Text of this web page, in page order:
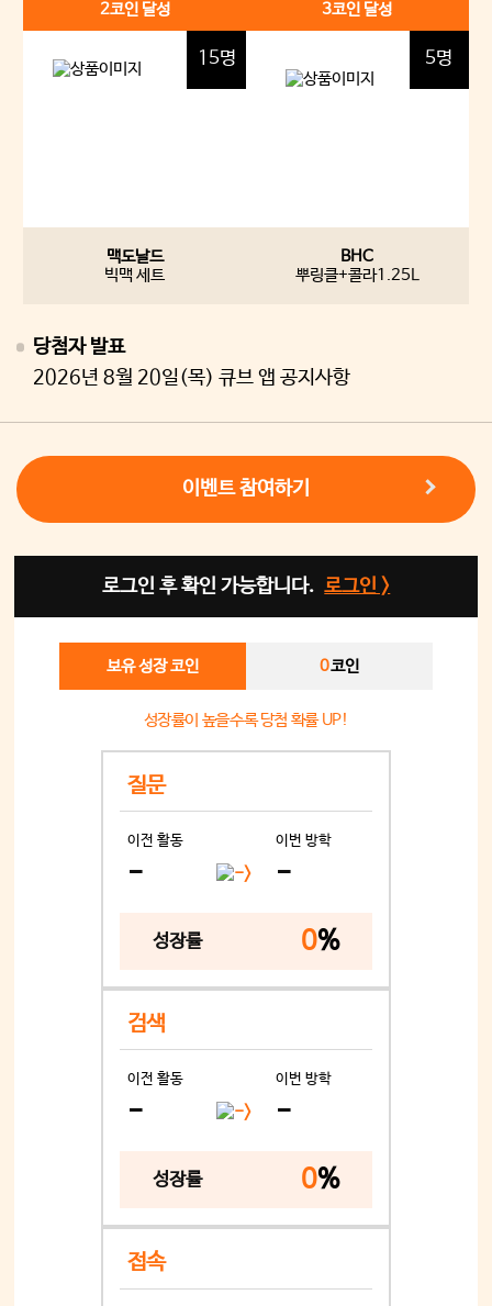
2코인달성
15명
맥도날드
빅맥 세트
3코인 달성
5명
BHC
뿌링클+콜라1.25L
당첨자 발표
2026년 8월 20일(목) 큐브 앱 공지사항
이벤트 참여하기
로그인 후 확인 가능합니다. 로그인 >
보유 성장 코인 0코인
성장률이 높을수록 당첨 확률 UP!
질문
이전 활동
-
이번 방학
-
성장률 0%
검색
이전 활동
-
이번 방학
-
성장률 0%
접속